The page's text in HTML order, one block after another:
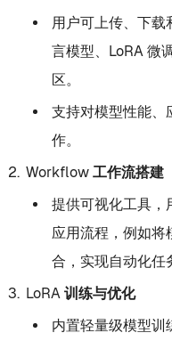
用户可上传、下载
言模型、LoRA 微
区。
支持对模型性能、
作。
Workflow 工作流搭建
提供可视化工具，
应用流程，例如将
合，实现自动化任
LoRA 训练与优化
内置轻量级模型训